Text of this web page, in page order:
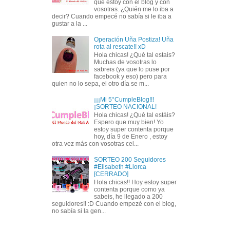
que estoy con el blog y con
vosotras. ¿Quién me lo iba a
decir? Cuando empecé no sabía si le iba a
gustar a la ...
Operación Uña Postiza! Uña
rota al rescate!! xD
Hola chicas! ¿Qué tal estais?
Muchas de vosotras lo
sabreis (ya que lo puse por
facebook y eso) pero para
quien no lo sepa, el otro día se m...
¡¡¡Mi 5°CumpleBlog!!!
¡SORTEO NACIONAL!
Hola chicas! ¿Qué tal estáis?
Espero que muy bien! Yo
estoy super contenta porque
hoy, día 9 de Enero , estoy
otra vez más con vosotras cel...
SORTEO 200 Seguidores
#Elisabeth #Llorca
[CERRADO]
Hola chicas!! Hoy estoy super
contenta porque como ya
sabeis, he llegado a 200
seguidores!! :D Cuando empezé con el blog,
no sabía si la gen...